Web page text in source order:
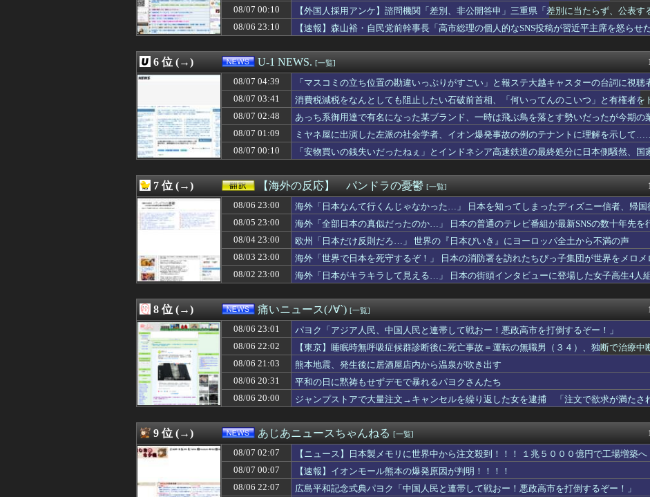
08/07 04:02
三大傑作ゼルダライク「The Binding of Isaac」「ダークソウル...
08/07 04:01
【ウマ娘】アイちゃんとフサパンの水着、DKPIとDKPIが触れてる構図が良き…
ウ
08/07 04:00
早食いしてる奴、マジでヤバイぞ・・・
オ
08/07 04:00
劇団員やってる友達からたまにチケット買わされるから見に行くんやけどさ・・・
08/07 04:00
もこうのKICK・Youtube配信にもNightbotみたいなコメント制御ツ...
ゲ
08/07 04:00
【天文】太陽に含まれる「銀」は従来推定よりも約55％多かった？ 隕石の分析結果...
常
【画像】北海道の1500万の中古物件、レベチｗｗｗｗｗｗｗｗｗｗｗｗｗｗｗｗｗ...
ア
08/07 04:00
【ウマ娘】今日はボサボサな忠犬ミラ公たち
パ
08/07 04:00
【ラブライブ！】🌙🐈‍⬛「うちのオタクは社畜かボンボン」（世界の平均睡眠時間ラ...
コ
08/07 04:00
韓国人「ソクリ投票問題の年に、選挙管理委員会が成果給を99.99%受け取ってい...
韓
08/07 03:57
合コンで出会った超しつこい男にブチギレて帰宅。それから3ヶ月、突然携帯に着信が...
婚
08/07 03:55
三重県警察 鈴鹿サーキットでパレード走行訓練中だった白バイが転倒事故 20代の...
国
08/07 03:50
【画像】チー牛さん、とんでもない恵体の白人美女と結婚してしまうｗｗｗｗｗｗｗｗ...
08/07 03:50
【絶望】里帰り出産中の嫁と険悪…もう会わずに離婚したくなった理由がコレｗｗｗｗ
08/07 03:41
消費税減税をなんとしても阻止したい石破前首相、「何いってんのこいつ」と有権者を...
U-
08/07 03:39
子の保育園バザーに出そうと思っていた物をダンボール箱ごと持っていったママ。中身...
奥
08/07 03:39
【ククパ】味付けがケチャップ、タイトルがスイーツ臭…。クックパッドで地雷レシピ...
奥
小梨の私へ嫌味言ってたトメが、標的をコトメに変えた→トメ「いつになったら結婚す...
08/07 03:38
やってみたいバイト
が
08/07 03:34
【画像】Ado、おっぱいが小さい。【朗悲報】
筋
08/07 03:33
【興奮】発情期の嫁のマ○コをチ◯コで擦りまくった結果ｗｗｗｗｗｗｗｗｗｗｗ
え
08/07 03:30
「サウダージ」とかいうサウダージでしか聞いたことない言葉ｗｗｗｗｗｗｗｗ
08/07 03:30
【画像】5億円を目の前にした吉岡里帆の顔ｗｗｗｗｗ
08/07 03:30
【衝撃】嫁の不倫相手から『神対応』されて人生やり直せた結果ｗｗｗｗ
08/07 03:26
【画像】 こんなだらしない体型の女子が好きなやついる？
芸
08/07 03:25
【悲報】格安ピンサロ行ってきたらｗｗｗｗｗｗｗｗｗｗｗwwww
バ
08/07 03:19
大人になってから共感できなくなったキャラ
08/07 03:18
ベランダで緑色で赤いくちばしの中型のインコを保護。ご近所あたりにチラシを貼り、...
08/07 03:18
恋愛相談してくる職場の後輩(♀)に、勝手に不倫相手（本命）にされた。挙句その彼...
婚
08/07 03:18
【すごい話】余命半年と言われてたがウワキ夫捨てて義両親の介護やめたらガンが綺麗...
奥
08/07 03:12
【悲報】共同通信、ガチで逝く・・・・・・
08/07 03:11
【必見動画】熊本総合病院 地震発生時の手術室の映像が色んな意味で衝撃的だと話題...
正
08/07 03:10
【衝撃】妻の浮気が発覚…あのときの「音信不通の弟」の意味がヤバすぎたｗｗｗｗ
キ
【速報】日本の地震被害に支援したのに「韓国産の水は水洗トイレに」
【VCR RUST】葛葉達：7日目｜あまりに生々しすぎる陰キャムーブでギャルを...
ト
08/07 03:09
【子供】結局何歳差がベスト？？
08/07 00:10
【外国人採用アンケ】諮問機関「差別、非公開答申」三重県「差別に当たらず、公表す
08/06 23:10
【速報】森山裕・自民党前幹事長「高市総理の個人的なSNS投稿が習近平主席を怒らせた
6 位 (→) U-1 NEWS. [一覧]
08/07 04:39
「マスコミの立ち位置の勘違いっぷりがすごい」と報ステ大越キャスターの台詞に視
せようという思惑がひしひしと
08/07 03:41
消費税減税をなんとしても阻止したい石破前首相、「何いってんのこいつ」と有権者
08/07 02:48
あっち系御用達で有名になった某ブランド、一時は飛ぶ鳥を落とす勢いだったが今期
08/07 01:09
ミヤネ屋に出演した左派の社会学者、イオン爆発事故の例のテナントに理解を示して
08/07 00:10
「安物買いの銭失いだったねぇ」とインドネシア高速鉄道の最終処分に日本側騒然、
7 位 (→) 【海外の反応】 パンドラの憂鬱 [一覧]
08/06 23:00
海外「日本なんて行くんじゃなかった…」 日本を知ってしまったディズニー信者、帰
08/05 23:00
海外「全部日本の真似だったのか…」 日本の普通のテレビ番組が最新SNSの数十年先を
08/04 23:00
欧州「日本だけ反則だろ…」 世界の『日本びいき』にヨーロッパ全土から不満の声
08/03 23:00
海外「世界で日本を死守するぞ！」 日本の消防署を訪れたちびっ子集団が世界をメロメ
08/02 23:00
海外「日本がキラキラして見える…」 日本の街頭インタビューに登場した女子高生4人
8 位 (→) 痛いニュース(ﾉ∀`) [一覧]
08/06 23:01
パヨク「アジア人民、中国人民と連帯して戦おー！悪政高市を打倒するぞー！」
08/06 22:02
【東京】睡眠時無呼吸症候群診断後に死亡事故＝運転の無職男（３４）、独断で治療
08/06 21:03
熊本地震、発生後に居酒屋店内から温泉が吹き出す
08/06 20:31
平和の日に黙祷もせずデモで暴れるパヨクさんたち
08/06 20:00
ジャンプストアで大量注文→キャンセルを繰り返した女を逮捕 「注文で欲求が満たさ
9 位 (→) あじあニュースちゃんねる [一覧]
08/07 02:07
【ニュース】日本製メモリに世界中から注文殺到！！！ １兆５０００億円で工場増築へ
08/07 00:07
【速報】イオンモール熊本の爆発原因が判明！！！！
08/06 22:07
広島平和記念式典パヨク「中国人民と連帯して戦おー！悪政高市を打倒するぞー！」